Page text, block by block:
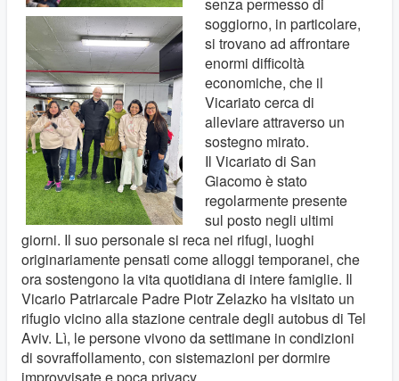
soggiorno, in particolare,
si trovano ad affrontare
enormi difficoltà
economiche, che il
Vicariato cerca di
alleviare attraverso un
sostegno mirato.
Il Vicariato di San
Giacomo è stato
regolarmente presente
sul posto negli ultimi
giorni. Il suo personale si reca nei rifugi, luoghi
originariamente pensati come alloggi temporanei, che
ora sostengono la vita quotidiana di intere famiglie. Il
Vicario Patriarcale Padre Piotr Zelazko ha visitato un
rifugio vicino alla stazione centrale degli autobus di Tel
Aviv. Lì, le persone vivono da settimane in condizioni
di sovraffollamento, con sistemazioni per dormire